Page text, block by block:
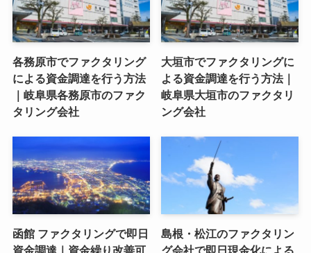
各務原市でファクタリング
による資金調達を行う方法
｜岐阜県各務原市のファク
タリング会社
大垣市でファクタリングに
よる資金調達を行う方法｜
岐阜県大垣市のファクタリ
ング会社
函館 ファクタリングで即日
資金調達｜資金繰り改善可
島根・松江のファクタリン
グ会社で即日現金化による